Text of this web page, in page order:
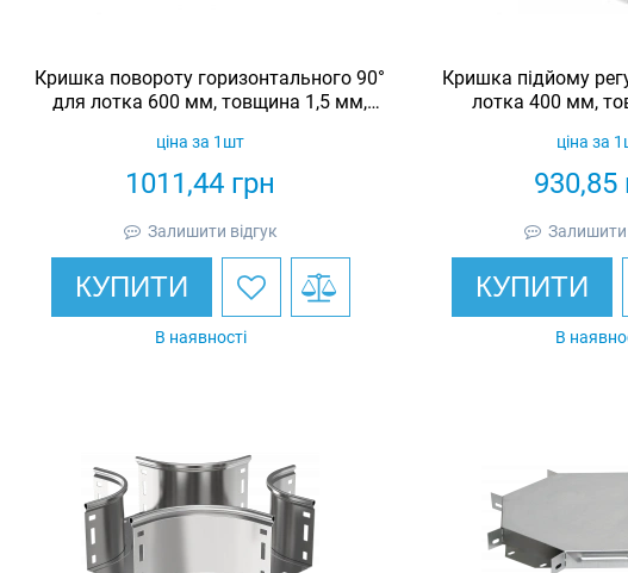
Кришка повороту горизонтального 90°
для лотка 600 мм, товщина 1,5 мм,
1011,44 грн
ціна за 1шт
Залишити відгук
КУПИТИ
В наявності
Кришка підйому
лотка 400 мм,
930,85
ціна за
Залишити
КУПИТИ
В